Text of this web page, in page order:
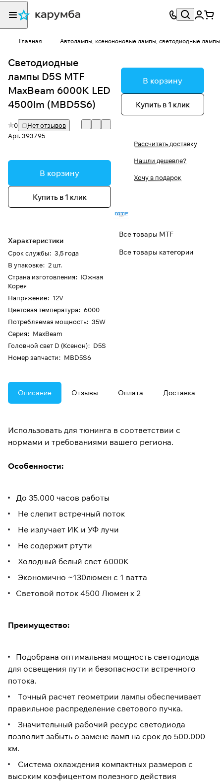
Главная Автолампы, ксенононовые лампы, светодиодные лампы
Светодиодные
лампы D5S MTF
MaxBeam 6000K LED
4500lm (MBD5S6)
0
Нет отзывов
Арт.393795
В корзину
Купить в 1 клик
Характеристики
Срок службы: 3,5 года
В упаковке: 2 шт.
Страна изготовления: Южная
Корея
Напряжение: 12V
Цветовая температура: 6000
Потребляемая мощность: 35W
Серия: MaxBeam
Головной свет D (Ксенон): D5S
Номер запчасти: MBD5S6
В корзину
Купить в 1 клик
Рассчитать доставку
Нашли дешевле?
Хочу в подарок
Все товары MTF
Все товары категории
Описание Отзывы Оплата Доставка
Использовать для тюнинга в соответствии с
нормами и требованиями вашего региона.
Особенности:
До 35.000 часов работы
Не слепит встречный поток
Не излучает ИК и УФ лучи
Не содержит ртути
Холодный белый свет 6000K
Экономично ~130люмен с 1 ватта
Световой поток 4500 Люмен х 2
Преимущество:
Подобрана оптимальная мощность светодиода
для освещения пути и безопасности встречного
потока.
Точный расчет геометрии лампы обеспечивает
правильное распределение светового пучка.
Значительный рабочий ресурс светодиода
позволит забыть о замене ламп на срок до 500.000
км.
Система охлаждения компактных размеров с
высоким коэфицентом полезного действия